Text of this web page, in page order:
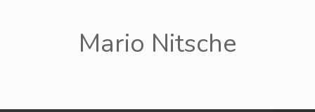
Mario Nitsche